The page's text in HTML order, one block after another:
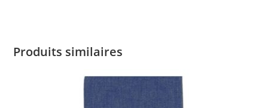
Produits similaires